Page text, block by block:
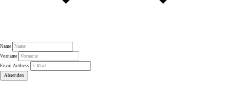
Name
Vorname
Email Address